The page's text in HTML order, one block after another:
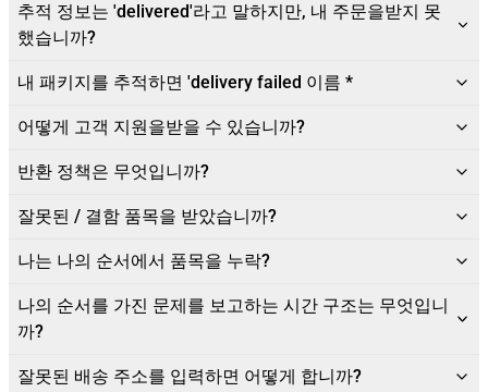
추적 정보는 'delivered'라고 말하지만, 내 주문을받지 못
했습니까?
내 패키지를 추적하면 'delivery failed 이름 *
어떻게 고객 지원을받을 수 있습니까?
반환 정책은 무엇입니까?
잘못된 / 결함 품목을 받았습니까?
나는 나의 순서에서 품목을 누락?
나의 순서를 가진 문제를 보고하는 시간 구조는 무엇입니
까?
잘못된 배송 주소를 입력하면 어떻게 합니까?